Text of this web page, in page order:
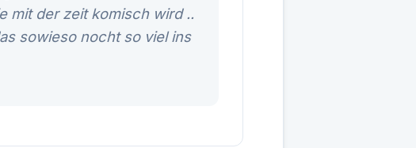
mit der zeit komisch wird ..
sowieso nocht so viel ins